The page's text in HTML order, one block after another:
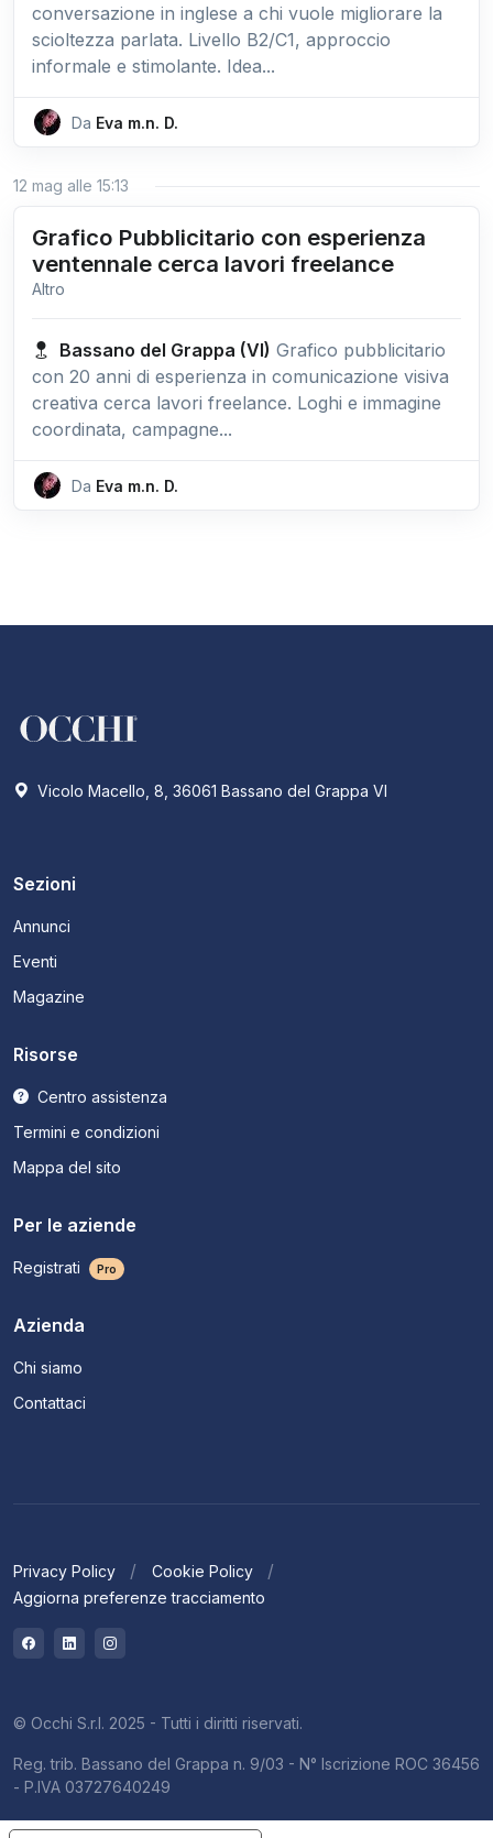
conversazione in inglese a chi vuole migliorare la
scioltezza parlata. Livello B2/C1, approccio
informale e stimolante. Idea...
Da Eva m.n. D.
12 mag alle 15:13
Grafico Pubblicitario con esperienza
ventennale cerca lavori freelance
Altro
Bassano del Grappa (VI) Grafico pubblicitario
con 20 anni di esperienza in comunicazione visiva
creativa cerca lavori freelance. Loghi e immagine
coordinata, campagne...
Da Eva m.n. D.
Vicolo Macello, 8, 36061 Bassano del Grappa VI
Sezioni
Annunci
Eventi
Magazine
Risorse
Centro assistenza
Termini e condizioni
Mappa del sito
Per le aziende
Registrati Pro
Azienda
Chi siamo
Contattaci
Privacy Policy
Cookie Policy
Aggiorna preferenze tracciamento
© Occhi S.r.l. 2025 - Tutti i diritti riservati.
Reg. trib. Bassano del Grappa n. 9/03 - N° Iscrizione ROC 36456
- P.IVA 03727640249